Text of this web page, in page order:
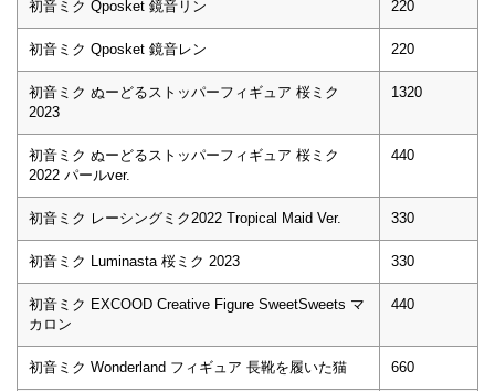
初音ミク Qposket 鏡音リン 220
初音ミク Qposket 鏡音レン 220
初音ミク ぬーどるストッパーフィギュア 桜ミク
2023
1320
初音ミク ぬーどるストッパーフィギュア 桜ミク
2022 パールver.
440
初音ミク レーシングミク2022 Tropical Maid Ver. 330
初音ミク Luminasta 桜ミク 2023 330
初音ミク EXCOOD Creative Figure SweetSweets マ
カロン
440
初音ミク Wonderland フィギュア 長靴を履いた猫 660